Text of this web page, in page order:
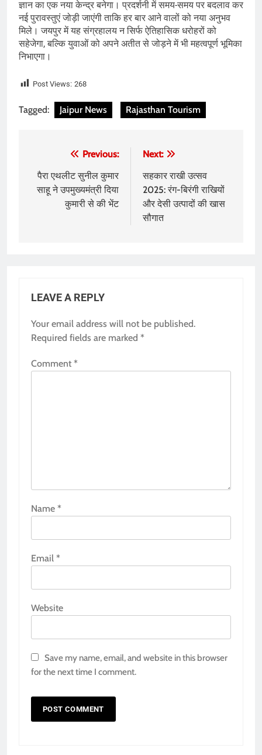
ज्ञान का एक नया केन्द्र बनेगा। प्रदर्शनी में समय-समय पर बदलाव कर
नई पुरावस्तुएं जोड़ी जाएंगी ताकि हर बार आने वालों को नया अनुभव
मिले। जयपुर में यह संग्रहालय न सिर्फ ऐतिहासिक धरोहरों को
सहेजेगा, बल्कि युवाओं को अपने अतीत से जोड़ने में भी महत्वपूर्ण भूमिका
निभाएगा।
Post Views: 268
Tagged: Jaipur News Rajasthan Tourism
navigation
Previous:
पैरा एथलीट सुनील कुमार
साहू ने उपमुख्यमंत्री दिया
कुमारी से की भेंट
Next:
सहकार राखी उत्सव
2025: रंग-बिरंगी राखियों
और देसी उत्पादों की खास
सौगात
LEAVE A REPLY
Your email address will not be published.
Required fields are marked *
Comment *
Name *
Email *
Website
Save my name, email, and website in this browser
for the next time I comment.